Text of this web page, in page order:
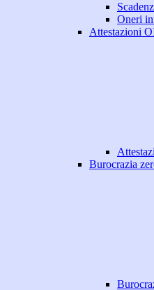
Oneri
Attestazioni
Burocrazia